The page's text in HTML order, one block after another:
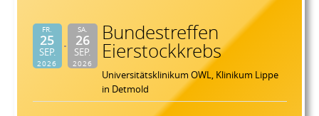
FR.
25
SEP.
2026
SA.
26
SEP.
2026
Bundestreffen
Eierstockkrebs
Universitätsklinikum OWL, Klinikum Lippe
in Detmold